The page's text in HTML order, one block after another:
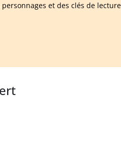
et des clés de